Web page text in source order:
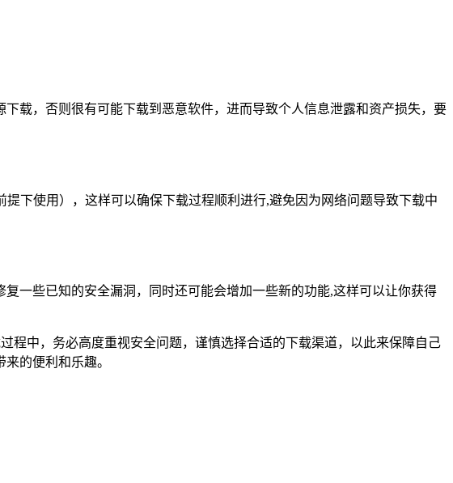
载，否则很有可能下载到恶意软件，进而导致个人信息泄露和资产损失，要
下使用），这样可以确保下载过程顺利进行,避免因为网络问题导致下载中
一些已知的安全漏洞，同时还可能会增加一些新的功能,这样可以让你获得
程中，务必高度重视安全问题，谨慎选择合适的下载渠道，以此来保障自己
的便利和乐趣。